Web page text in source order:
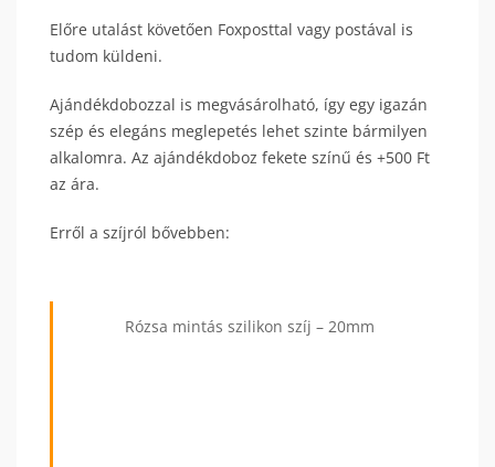
Előre utalást követően Foxposttal vagy postával is
tudom küldeni.
Ajándékdobozzal is megvásárolható, így egy igazán
szép és elegáns meglepetés lehet szinte bármilyen
alkalomra. Az ajándékdoboz fekete színű és +500 Ft
az ára.
Erről a szíjról bővebben:
Rózsa mintás szilikon szíj – 20mm